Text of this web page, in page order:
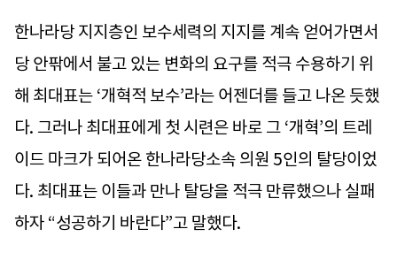
한나라당 지지층인 보수세력의 지지를 계속 얻어가면서
당 안팎에서 불고 있는 변화의 요구를 적극 수용하기 위
해 최대표는 ‘개혁적 보수’라는 어젠더를 들고 나온 듯했
다. 그러나 최대표에게 첫 시련은 바로 그 ‘개혁’의 트레
이드 마크가 되어온 한나라당소속 의원 5인의 탈당이었
다. 최대표는 이들과 만나 탈당을 적극 만류했으나 실패
하자 “성공하기 바란다”고 말했다.